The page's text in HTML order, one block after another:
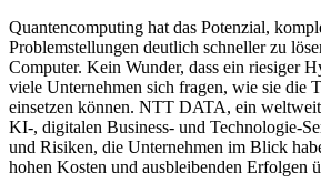
Quantencomputing hat das Potenzial,
Problemstellungen deutlich schneller zu
Computer. Kein Wunder, dass ein riesiger
viele Unternehmen sich fragen, wie sie die
einsetzen können. NTT DATA, ein
KI-, digitalen Business- und Technologie-
und Risiken, die Unternehmen im Blick
hohen Kosten und ausbleibenden Erfolgen